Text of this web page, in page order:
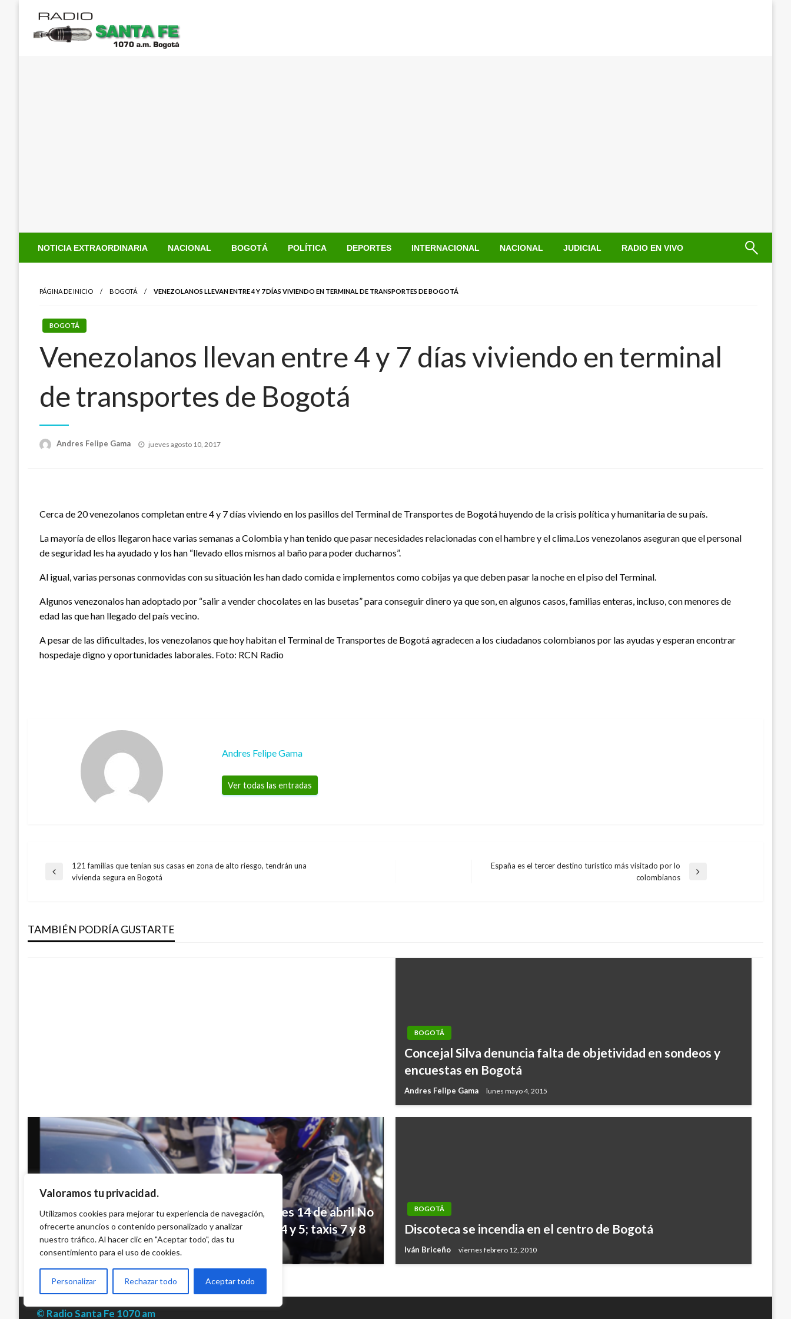
Valoramos tu privacidad.
Utilizamos cookies para mejorar tu experiencia de navegación,
ofrecerte anuncios o contenido personalizado y analizar
nuestro tráfico. Al hacer clic en "Aceptar todo", das tu
consentimiento para el uso de cookies.
Personalizar Rechazar todo Aceptar todo
contenido
NOTICIA EXTRAORDINARIA NACIONAL BOGOTÁ POLÍTICA DEPORTES INTERNACIONAL NACIONAL JUDICIAL RADIO EN VIVO
PÁGINA DE INICIO BOGOTÁ VENEZOLANOS LLEVAN ENTRE 4 Y 7 DÍAS VIVIENDO EN TERMINAL DE TRANSPORTES DE BOGOTÁ
BOGOTÁ
Venezolanos llevan entre 4 y 7 días viviendo en terminal
de transportes de Bogotá
Andres Felipe Gama
Publicado
jueves agosto 10, 2017
Cerca de 20 venezolanos completan entre 4 y 7 días viviendo en los pasillos del Terminal de Transportes de Bogotá huyendo de la crisis política y humanitaria de su país.
La mayoría de ellos llegaron hace varias semanas a Colombia y han tenido que pasar necesidades relacionadas con el hambre y el clima.Los venezolanos aseguran que el personal
de seguridad les ha ayudado y los han “llevado ellos mismos al baño para poder ducharnos”.
Al igual, varias personas conmovidas con su situación les han dado comida e implementos como cobijas ya que deben pasar la noche en el piso del Terminal.
Algunos venezonalos han adoptado por “salir a vender chocolates en las busetas” para conseguir dinero ya que son, en algunos casos, familias enteras, incluso, con menores de
edad las que han llegado del país vecino.
A pesar de las dificultades, los venezolanos que hoy habitan el Terminal de Transportes de Bogotá agradecen a los ciudadanos colombianos por las ayudas y esperan encontrar
hospedaje digno y oportunidades laborales. Foto: RCN Radio
Andres Felipe Gama
Ver todas las entradas
Navegación
entradas
Entrada
121 familias que tenían sus casas en zona de alto riesgo, tendrán una
vivienda segura en Bogotá
España es el tercer destino turístico más visitado por lo
colombianos
TAMBIÉN PODRÍA GUSTARTE
con Av. Boyacá
Iván Briceño jueves diciembre 20, 2018
BOGOTÁ
Concejal Silva denuncia falta de objetividad en sondeos y
encuestas en Bogotá
Andres Felipe Gama lunes mayo 4, 2015
BOGOTÁ
Pico y Placa particulares en Bogotá: Este lunes 14 de abril No
pueden circular placas terminadas en 1, 2, 3, 4 y 5; taxis 7 y 8
Ariel Cabrera domingo abril 13, 2025
BOGOTÁ
Discoteca se incendia en el centro de Bogotá
Iván Briceño viernes febrero 12, 2010
© Radio Santa Fe 1070 am